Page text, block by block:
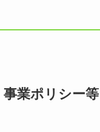
業ポリシー等